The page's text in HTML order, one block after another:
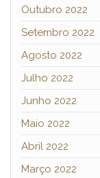
Outubro 2022
Setembro 2022
Agosto 2022
Julho 2022
Junho 2022
Maio 2022
Abril 2022
Março 2022